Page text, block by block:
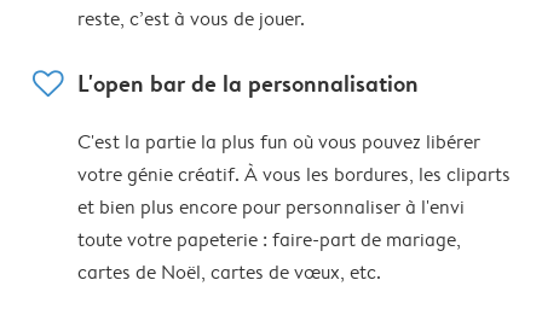
reste, c’est à vous de jouer.
heart L'open bar de la personnalisation
C'est la partie la plus fun où vous pouvez libérer
votre génie créatif. À vous les bordures, les cliparts
et bien plus encore pour personnaliser à l'envi
toute votre papeterie : faire-part de mariage,
cartes de Noël, cartes de vœux, etc.